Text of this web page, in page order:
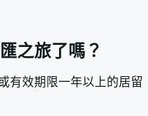
之旅了嗎？
有效期限一年以上的居留